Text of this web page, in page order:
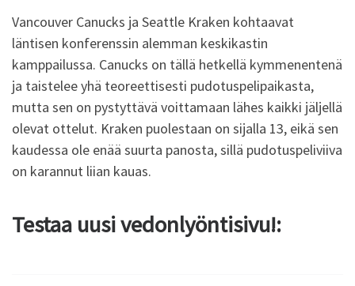
Vancouver Canucks ja Seattle Kraken kohtaavat
läntisen konferenssin alemman keskikastin
kamppailussa. Canucks on tällä hetkellä kymmenentenä
ja taistelee yhä teoreettisesti pudotuspelipaikasta,
mutta sen on pystyttävä voittamaan lähes kaikki jäljellä
olevat ottelut. Kraken puolestaan on sijalla 13, eikä sen
kaudessa ole enää suurta panosta, sillä pudotuspeliviiva
on karannut liian kauas.
Testaa uusi vedonlyöntisivu!: